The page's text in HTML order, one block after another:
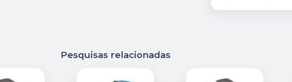
Pesquisas relacionadas